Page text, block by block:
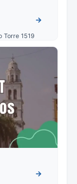
Torre 1519
→
→